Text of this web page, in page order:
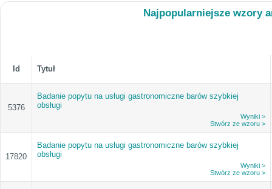
Najpopularniejsze wzory
Id Tytuł
5376
Badanie popytu na usługi gastronomiczne barów szybkiej
obsługi
Wyniki >
Stwórz ze wzoru >
17820
Badanie popytu na usługi gastronomiczne barów szybkiej
obsługi
Wyniki >
Stwórz ze wzoru >